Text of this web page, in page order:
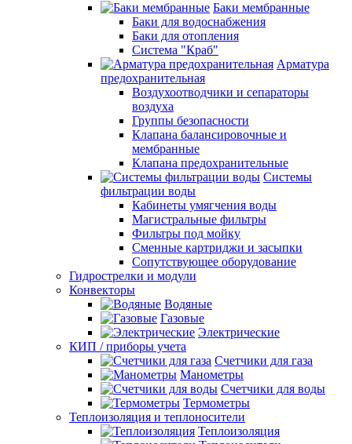
Баки мембранные
Баки для водоснабжения
Баки для отопления
Система "Краб"
Арматура
предохранительная
Воздухоотводчики и сепараторы
воздуха
Группы безопасности
Клапана балансировочные и
мембранные
Клапана предохранительные
Системы
фильтрации воды
Кабинеты умягчения воды
Магистральные фильтры
Фильтры под мойку
Сменные картриджи и засыпки
Сопутствующее оборудование
Гидрострелки и модули
Конвекторы
Водяные
Газовые
Электрические
КИП / приборы учета
Счетчики для газа
Манометры
Счетчики для воды
Термометры
Теплоизоляция и теплоносители
Теплоизоляция